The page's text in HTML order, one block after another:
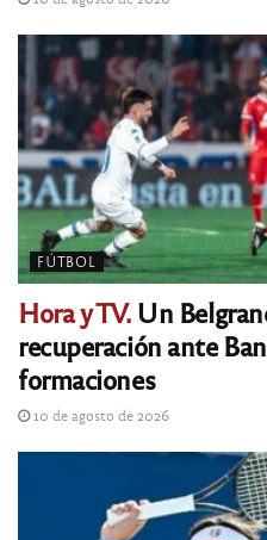
FÚTBOL
Hora y TV.Un
recuperación ante
formaciones
10 de agosto de 2026